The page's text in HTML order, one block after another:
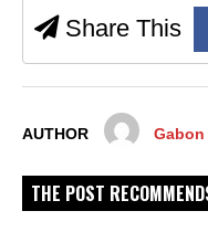
Share This
AUTHOR Gabon
THE POST